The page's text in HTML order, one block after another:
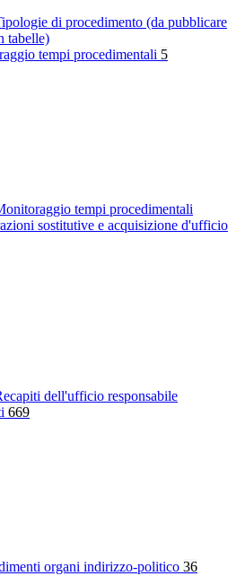
di procedimento (da pubblicare
tabelle)
tempi procedimentali 5
tempi procedimentali
sostitutive e acquisizione d'ufficio
dell'ufficio responsabile
669
organi indirizzo-politico 36